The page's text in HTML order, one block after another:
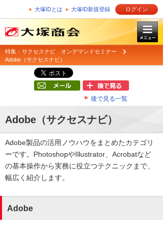
大塚IDとは 大塚ID新規登録 ログイン
特集：サクセスナビ オンデマンドセミナー
Adobe（サクセスナビ）
後で見る一覧
Adobe（サクセスナビ）
Adobe製品の活用ノウハウをまとめたカテゴリ
ーです。PhotoshopやIllustrator、Acrobatなど
の基本操作から実務に役立つテクニックまで、
幅広く紹介します。
Adobe